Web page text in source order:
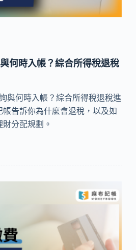
何時入帳？綜合所得稅退稅
與何時入帳？綜合所得稅退稅進
告訴你為什麼會退稅，以及如
分配規劃。